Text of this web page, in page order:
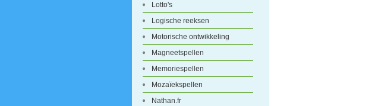
Lotto's
Logische reeksen
Motorische ontwikkeling
Magneetspellen
Memoriespellen
Mozaïekspellen
Nathan.fr